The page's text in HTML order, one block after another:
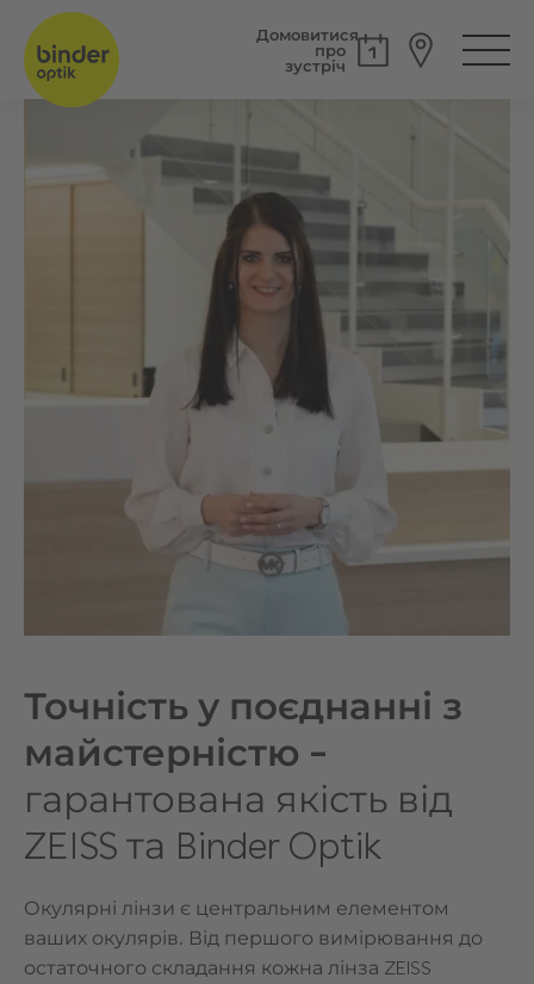
Домовитися
про
зустріч
Точність у поєднанні з
майстерністю –
гарантована якість від
ZEISS та Binder Optik
Окулярні лінзи є центральним елементом
ваших окулярів. Від першого вимірювання до
остаточного складання кожна лінза ZEISS